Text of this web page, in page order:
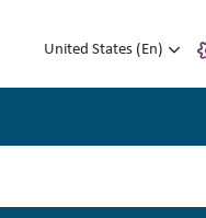
United States (En)